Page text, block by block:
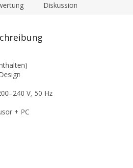
Diskussion
V, 50 Hz
+ PC